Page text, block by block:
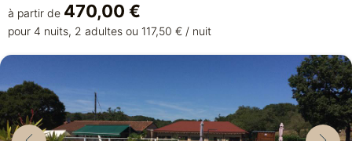
à partir de 470,00 €
pour 4 nuits, 2 adultes ou 117,50 € / nuit